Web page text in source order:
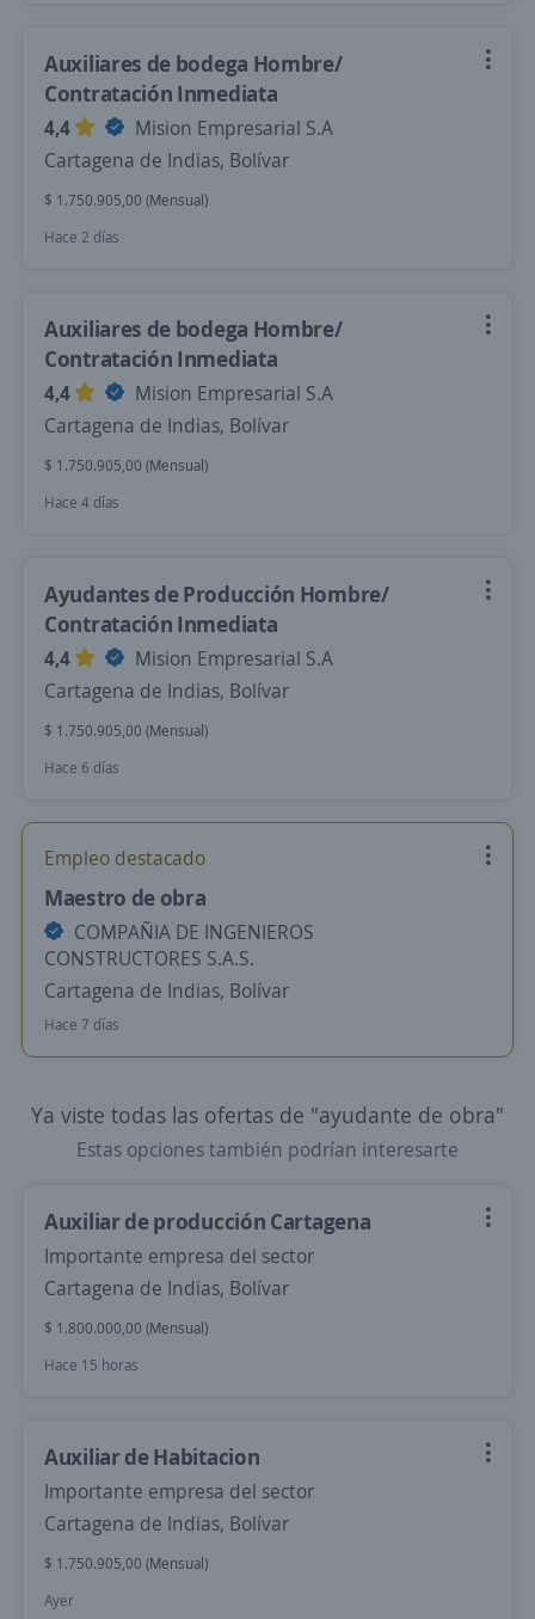
Auxiliares de bodega Hombre/
Contratación Inmediata
4,4
Mision Empresarial S.A
Cartagena de Indias, Bolívar
$ 1.750.905,00 (Mensual)
Hace 2 días
Auxiliares de bodega Hombre/
Contratación Inmediata
4,4
Mision Empresarial S.A
Cartagena de Indias, Bolívar
$ 1.750.905,00 (Mensual)
Hace 4 días
Ayudantes de Producción Hombre/
Contratación Inmediata
4,4
Mision Empresarial S.A
Cartagena de Indias, Bolívar
$ 1.750.905,00 (Mensual)
Hace 6 días
Empleo destacado
Maestro de obra
COMPAÑIA DE INGENIEROS
CONSTRUCTORES S.A.S.
Cartagena de Indias, Bolívar
Hace 7 días
Ya viste todas las ofertas de "ayudante de obra"
Estas opciones también podrían interesarte
Auxiliar de producción Cartagena
Importante empresa del sector
Cartagena de Indias, Bolívar
$ 1.800.000,00 (Mensual)
Hace 15 horas
Auxiliar de Habitacion
Importante empresa del sector
Cartagena de Indias, Bolívar
$ 1.750.905,00 (Mensual)
Ayer